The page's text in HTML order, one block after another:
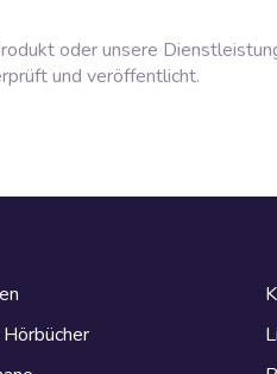
oder unsere
und veröffentlicht.